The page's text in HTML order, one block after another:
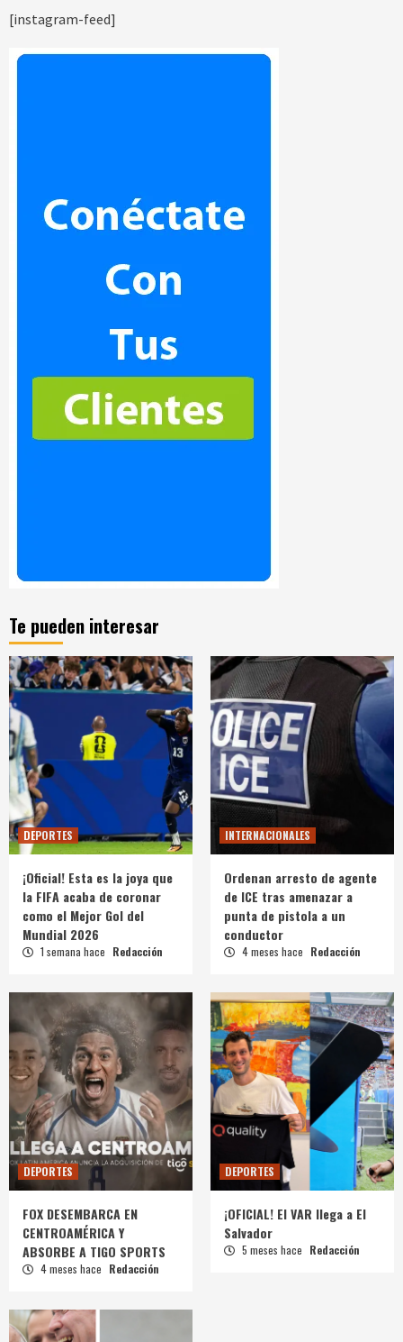
[instagram-feed]
Te pueden interesar
DEPORTES
¡Oficial! Esta es la joya que
la FIFA acaba de coronar
como el Mejor Gol del
Mundial 2026
1 semana hace Redacción
INTERNACIONALES
Ordenan arresto de agente
de ICE tras amenazar a
punta de pistola a un
conductor
4 meses hace Redacción
DEPORTES
FOX DESEMBARCA EN
CENTROAMÉRICA Y
ABSORBE A TIGO SPORTS
4 meses hace Redacción
DEPORTES
¡OFICIAL! El VAR llega a El
Salvador
5 meses hace Redacción